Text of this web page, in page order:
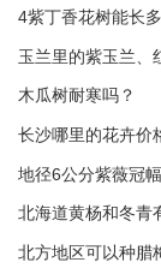
4紫丁香花树能长
玉兰里的紫玉兰、
木瓜树耐寒吗？
长沙哪里的花卉价
地径6公分紫薇冠
北海道黄杨和冬青
北方地区可以种腊